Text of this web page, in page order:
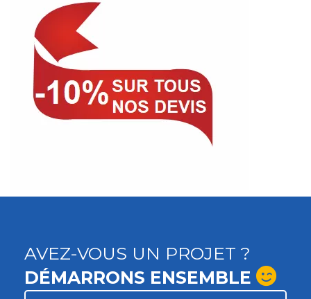
AVEZ-VOUS UN PROJET ?
DÉMARRONS ENSEMBLE